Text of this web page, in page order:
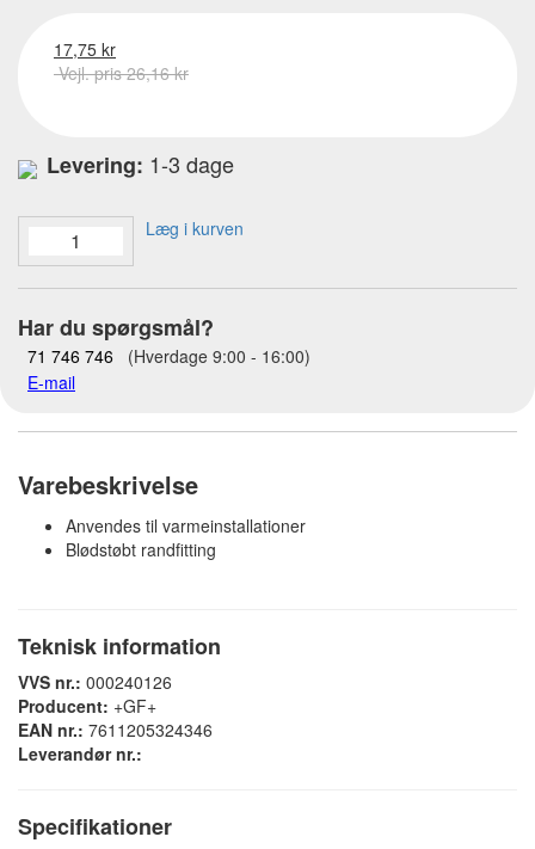
17,75 kr
Vejl. pris 26,16 kr
Levering: 1-3 dage
Læg i kurven
Har du spørgsmål?
71 746 746 (Hverdage 9:00 - 16:00)
E-mail
Varebeskrivelse
Anvendes til varmeinstallationer
Blødstøbt randfitting
Teknisk information
VVS nr.: 000240126
Producent: +GF+
EAN nr.: 7611205324346
Leverandør nr.:
Specifikationer